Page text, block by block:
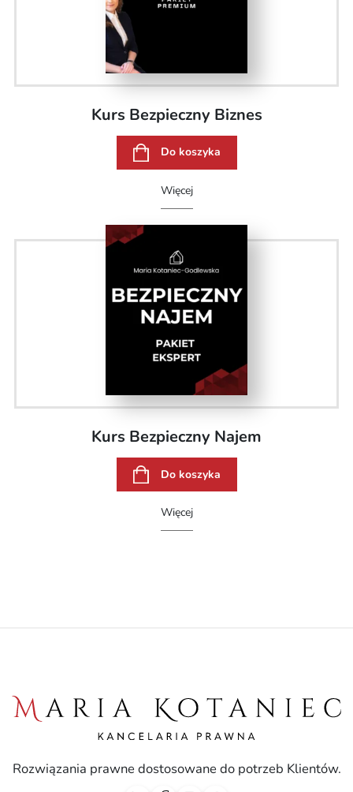
Kurs Bezpieczny Biznes
Do koszyka
Więcej
Kurs Bezpieczny Najem
Do koszyka
Więcej
Rozwiązania prawne dostosowane do potrzeb Klientów.